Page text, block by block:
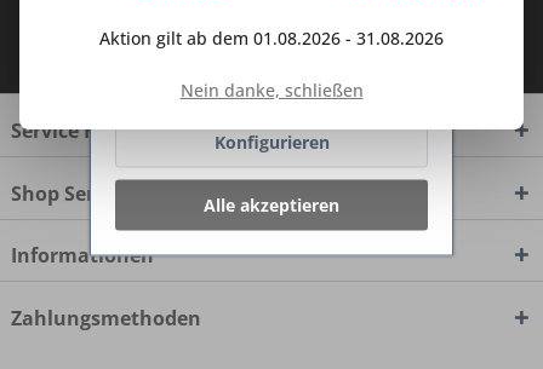
Ich habe die
Datenschutzbestimmungen
Service Hotline
Shop Service
Informationen
Zahlungsmethoden
Aktion gilt ab dem 01.08.2026 - 31.08.2026
Nein danke, schließen
Ablehnen
Konfigurieren
Alle akzeptieren